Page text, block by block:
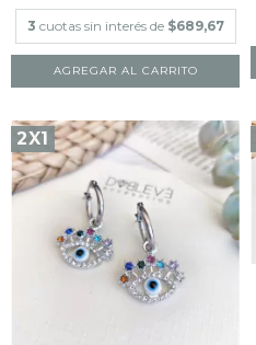
3 cuotas sin interés de $689,67
AGREGAR AL CARRITO
2X1